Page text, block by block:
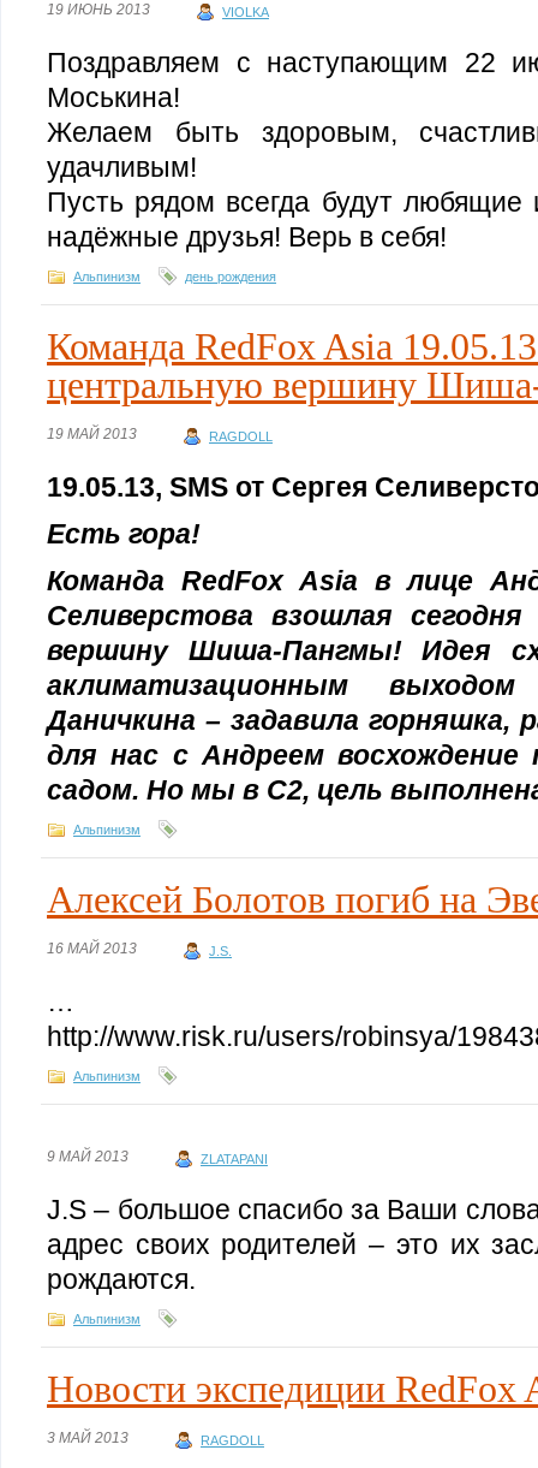
19 ИЮНЬ 2013 VIOLKA
Поздравляем с наступающим 22
Моськина!
Желаем быть здоровым,
удачливым!
Пусть рядом всегда будут
надёжные друзья! Верь в себя!
Альпинизм день рождения
Команда RedFox Asia
центральную вершину
19 МАЙ 2013 RAGDOLL
19.05.13, SMS от Сергея
Есть гора!
Команда RedFox Asia в лице
Селиверстова взошлая
вершину Шиша-Пангмы! Идея
аклиматизационным
Даничкина – задавила горняшка,
для нас с Андреем восхождение
садом. Но мы в С2, цель
Альпинизм
Алексей Болотов погиб на
16 МАЙ 2013 J.S.
…
http://www.risk.ru/users/robinsya/
Альпинизм
9 МАЙ 2013 ZLATAPANI
J.S – большое спасибо за Ваши
адрес своих родителей – это их
рождаются.
Альпинизм
Новости экспедиции
3 МАЙ 2013 RAGDOLL